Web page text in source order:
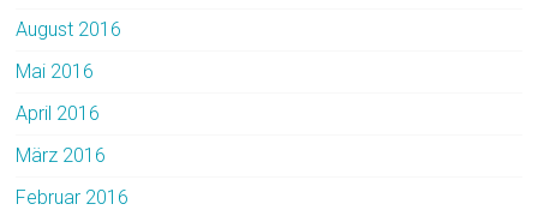
August 2016
Mai 2016
April 2016
März 2016
Februar 2016